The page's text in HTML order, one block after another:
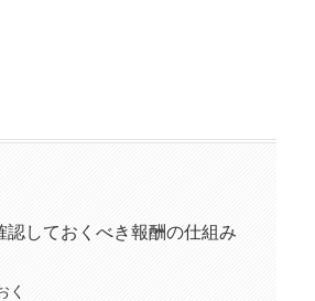
しておくべき報酬の仕組み
く